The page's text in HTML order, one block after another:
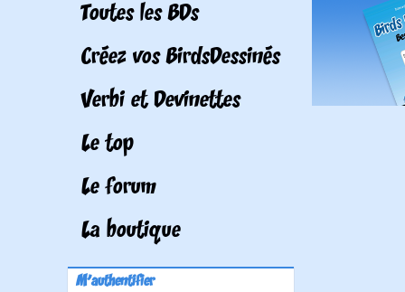
Toutes les BDs
Créez vos BirdsDessinés
Verbi et Devinettes
Le top
Le forum
La boutique
M'authentifier